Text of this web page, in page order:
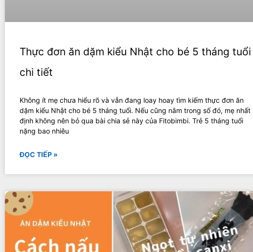
Thực đơn ăn dặm kiểu Nhật cho bé 5 tháng tuổi
chi tiết
Không ít mẹ chưa hiểu rõ và vẫn đang loay hoay tìm kiếm thực đơn ăn
dặm kiểu Nhật cho bé 5 tháng tuổi. Nếu cũng nằm trong số đó, mẹ nhất
định không nên bỏ qua bài chia sẻ này của Fitobimbi. Trẻ 5 tháng tuổi
nặng bao nhiêu
ĐỌC TIẾP »